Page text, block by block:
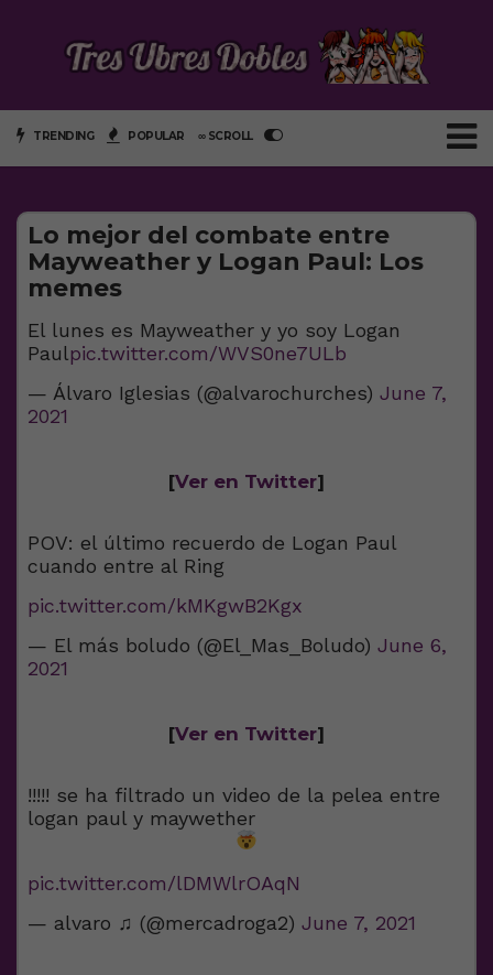
TRENDING POPULAR ∞ SCROLL
Lo mejor del combate entre
Mayweather y Logan Paul: Los
memes
El lunes es Mayweather y yo soy Logan
Paulpic.twitter.com/WVS0ne7ULb
— Álvaro Iglesias (@alvarochurches) June 7,
2021
[Ver en Twitter]
POV: el último recuerdo de Logan Paul
cuando entre al Ring
pic.twitter.com/kMKgwB2Kgx
— El más boludo (@El_Mas_Boludo) June 6,
2021
[Ver en Twitter]
!!!!! se ha filtrado un video de la pelea entre
logan paul y maywether
pic.twitter.com/lDMWlrOAqN
— alvaro ♫ (@mercadroga2) June 7, 2021